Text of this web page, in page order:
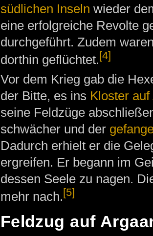
südlichen Inseln wieder
eine erfolgreiche Revolte
durchgeführt. Zudem
dorthin geflüchtet.[4]
Vor dem Krieg gab die
der Bitte, es ins Kloster
seine Feldzüge
schwächer und der
Dadurch erhielt er die
ergreifen. Er begann im
dessen Seele zu nagen.
mehr nach.[5]
Feldzug auf